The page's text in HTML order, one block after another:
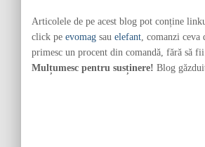
Articolele de pe acest blog pot conține
click pe evomag sau elefant, comanzi ceva
primesc un procent din comandă, fără să
Mulțumesc pentru susținere! Blog